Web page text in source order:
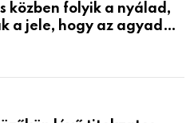
közben folyik a nyálad,
a jele, hogy az agyad…